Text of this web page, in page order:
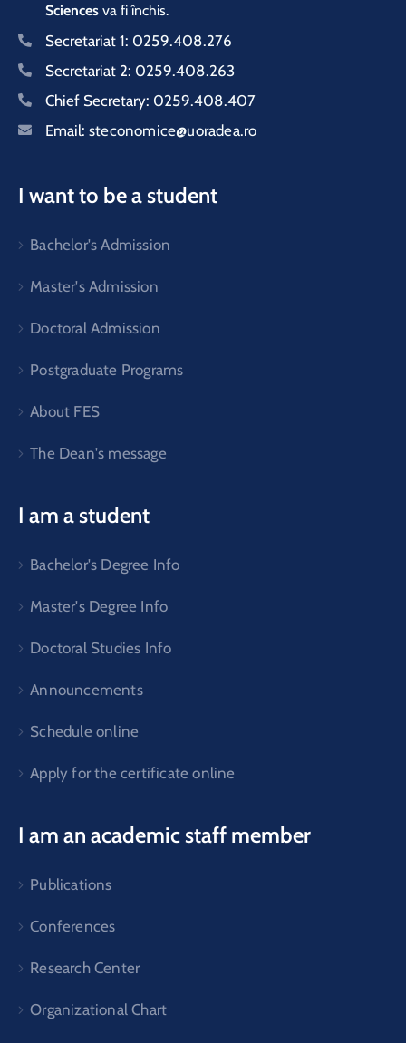
Sciences va fi închis.
Secretariat 1: 0259.408.276
Secretariat 2: 0259.408.263
Chief Secretary: 0259.408.407
Email: steconomice@uoradea.ro
I want to be a student
Bachelor's Admission
Master's Admission
Doctoral Admission
Postgraduate Programs
About FES
The Dean's message
I am a student
Bachelor's Degree Info
Master's Degree Info
Doctoral Studies Info
Announcements
Schedule online
Apply for the certificate online
I am an academic staff member
Publications
Conferences
Research Center
Organizational Chart